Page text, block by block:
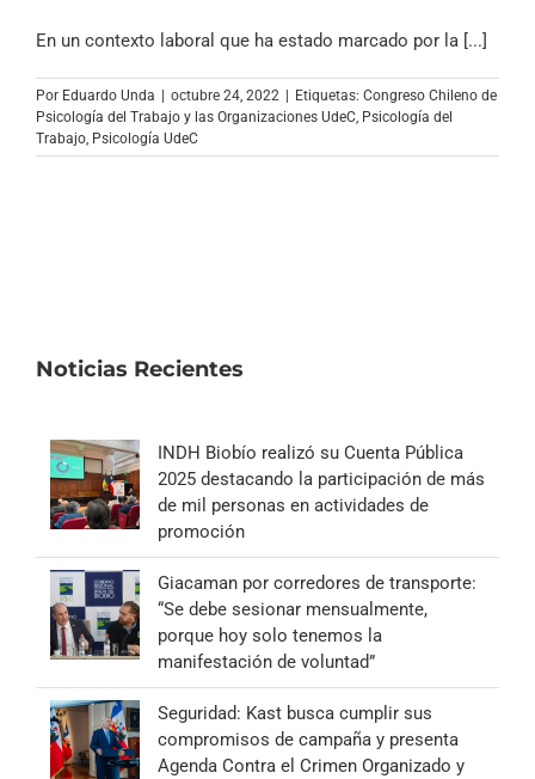
En un contexto laboral que ha estado marcado por la [...]
Por Eduardo Unda | octubre 24, 2022 | Etiquetas: Congreso Chileno de
Psicología del Trabajo y las Organizaciones UdeC Psicología del
Trabajo Psicología UdeC
Noticias Recientes
INDH Biobío realizó su Cuenta Pública
2025 destacando la participación de más
de mil personas en actividades de
promoción
Giacaman por corredores de transporte:
“Se debe sesionar mensualmente,
porque hoy solo tenemos la
manifestación de voluntad”
Seguridad: Kast busca cumplir sus
compromisos de campaña y presenta
Agenda Contra el Crimen Organizado y